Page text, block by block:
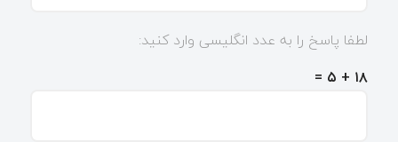
لطفا پاسخ را به عدد انگلیسی وارد کنید:
۱۸ + ۵ =